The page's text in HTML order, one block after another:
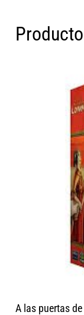
A las puertas